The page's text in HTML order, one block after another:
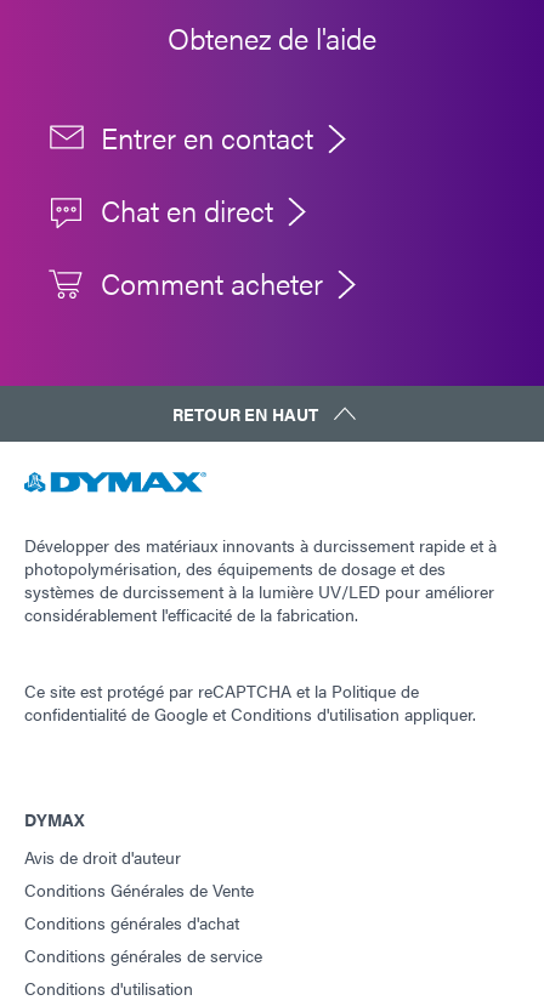
Obtenez de l'aide
Entrer en contact
Chat en direct
Comment acheter
RETOUR EN HAUT
Développer des matériaux innovants à durcissement rapide et à
photopolymérisation, des équipements de dosage et des
systèmes de durcissement à la lumière UV/LED pour améliorer
considérablement l'efficacité de la fabrication.
Ce site est protégé par reCAPTCHA et la Politique de
confidentialité de Google etConditions d'utilisation appliquer.
DYMAX
Avis de droit d'auteur
Conditions Générales de Vente
Conditions générales d'achat
Conditions générales de service
Conditions d'utilisation